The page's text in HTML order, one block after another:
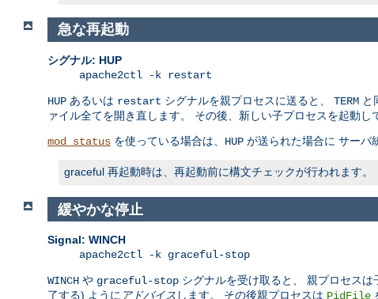
急な再起動
シグナル: HUP
apache2ctl -k restart
HUP あるいは restart シグナルを親プロセスに送ると、 TERM と
ァイル全てを開き直します。 その後、新しい子プロセスを起動し
mod_status を使っている場合は、 HUP が送られた場合に サーバ
graceful 再起動時は、再起動前に構文チェックが行われます
緩やかな停止
Signal: WINCH
apache2ctl -k graceful-stop
WINCH や graceful-stop シグナルを受け取ると、 親プロセス
了する) ように アドバイス します。 その後親プロセスは PidFile